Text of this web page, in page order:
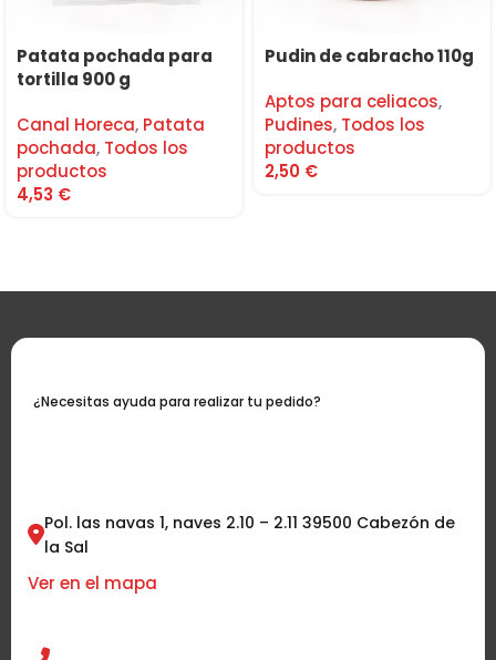
Patata pochada para
tortilla 900 g
Canal Horeca, Patata
pochada, Todos los
productos
4,53 €
Pudin de cabracho 110g
Aptos para celiacos,
Pudines, Todos los
productos
2,50 €
¿Necesitas ayuda para realizar tu pedido?
Pol. las navas 1, naves 2.10 – 2.11 39500 Cabezón de
la Sal
Ver en el mapa